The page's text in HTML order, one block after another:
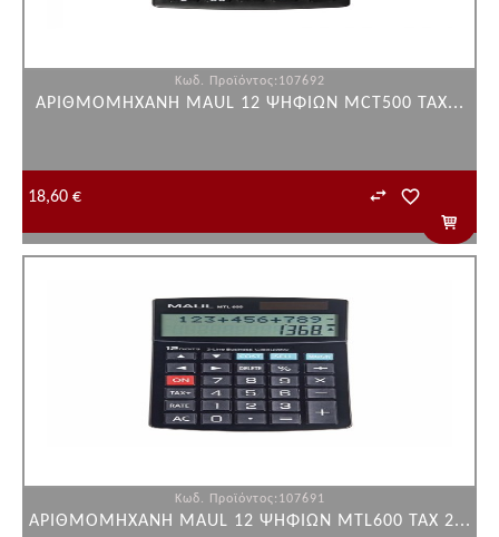
Κωδ. Προϊόντος:107692
ΑΡΙΘΜΟΜΗΧΑΝΗ MAUL 12 ΨΗΦΙΩΝ MCT500 TAX...
18,60 €
Κωδ. Προϊόντος:107691
ΑΡΙΘΜΟΜΗΧΑΝΗ MAUL 12 ΨΗΦΙΩΝ MTL600 TAX 2...